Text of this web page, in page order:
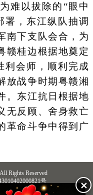
难以拔除的“眼中
署，东江纵队抽调
南下支队会合，为
赣桂边根据地奠定
利会师，顺利完成
放战争时期粤赣湘
。东江抗日根据地
无反顾、舍身救亡
革命斗争中得到广
Rights Reserved
号
互联网违法和不良信息举报中心✕